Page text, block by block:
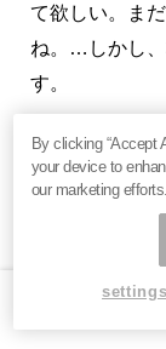
て欲しい。ま
ね。…しかし
す。
特に今や、共
幼少期の寂し
十分な教育が
やったら養え
また価値観の
け合わせても
By clicking “Accept
your device to
our marketing
settings